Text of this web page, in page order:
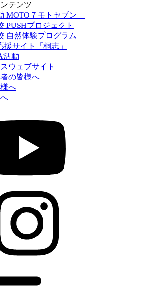
テンツ
MOTO７モトセブン
PUSHプロジェクト
自然体験プログラム
援サイト「桐志」
活動
ウェブサイト
の皆様へ
へ